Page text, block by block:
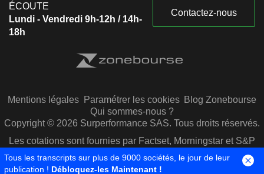
ÉCOUTE
Lundi - Vendredi 9h-12h / 14h-
18h
Contactez-nous
Mentions légales Paramétrer les cookies Blog Zonebourse
Qui sommes-nous ?
Copyright © 2026 Surperformance SAS. Tous droits réservés.
Les cotations sont fournies par Factset, Morningstar et S&P
Capital IQ
Tous les transcripts sur plus de 9000 sociétés, le jour de leur
publication ! Débloquez-les Maintenant !